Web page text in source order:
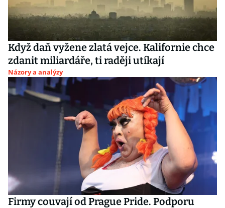
Když daň vyžene zlatá vejce. Kalifornie chce
zdanit miliardáře, ti raději utíkají
Názory a analýzy
Firmy couvají od Prague Pride. Podporu